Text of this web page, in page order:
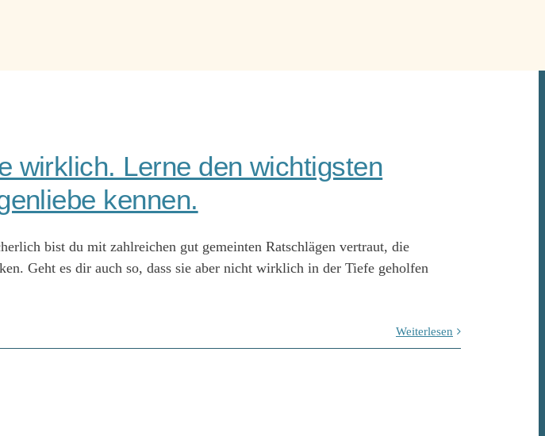
wirklich. Lerne den wichtigsten
kennen.
bist du mit zahlreichen gut gemeinten Ratschlägen vertraut, die
Geht es dir auch so, dass sie aber nicht wirklich in der Tiefe geholfen
Weiterlesen